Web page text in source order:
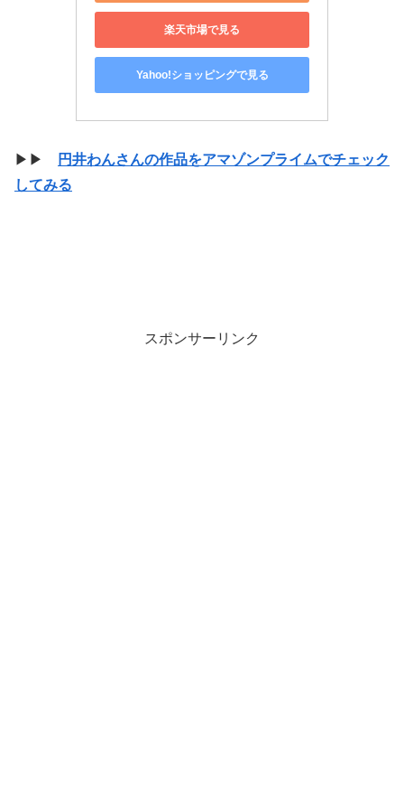
楽天市場で見る
Yahoo!ショッピングで見る
▶▶
円井わんさんの作品をアマゾンプライムでチェック
してみる
スポンサーリンク